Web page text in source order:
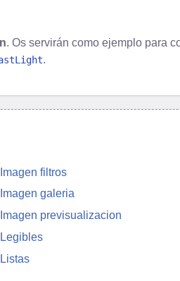
. Os servirán como ejemplo para
.
Imagen filtros
Imagen galeria
Imagen previsualizacion
Legibles
Listas